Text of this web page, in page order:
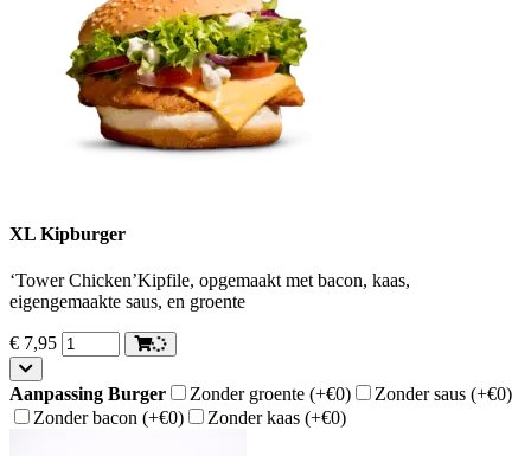
XL Kipburger
‘Tower Chicken’Kipfile, opgemaakt met bacon, kaas,
eigengemaakte saus, en groente
€ 7,95
Aanpassing Burger Zonder groente (+€0) Zonder saus (+€0)
Zonder bacon (+€0) Zonder kaas (+€0)